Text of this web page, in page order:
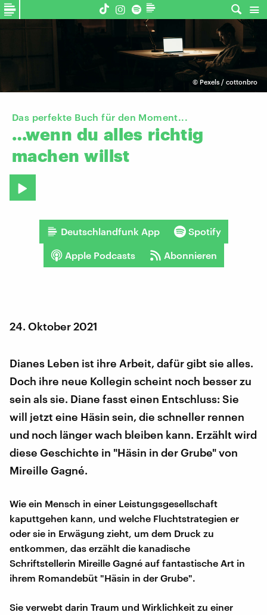
© Pexels / cottonbro
Das perfekte Buch für den Moment...
…wenn du alles richtig
machen willst
Deutschlandfunk App Spotify
Apple Podcasts Abonnieren
24. Oktober 2021
Dianes Leben ist ihre Arbeit, dafür gibt sie alles.
Doch ihre neue Kollegin scheint noch besser zu
sein als sie. Diane fasst einen Entschluss: Sie
will jetzt eine Häsin sein, die schneller rennen
und noch länger wach bleiben kann. Erzählt wird
diese Geschichte in "Häsin in der Grube" von
Mireille Gagné.
Wie ein Mensch in einer Leistungsgesellschaft
kaputtgehen kann, und welche Fluchtstrategien er
oder sie in Erwägung zieht, um dem Druck zu
entkommen, das erzählt die kanadische
Schriftstellerin Mireille Gagné auf fantastische Art in
ihrem Romandebüt "Häsin in der Grube".
Sie verwebt darin Traum und Wirklichkeit zu einer